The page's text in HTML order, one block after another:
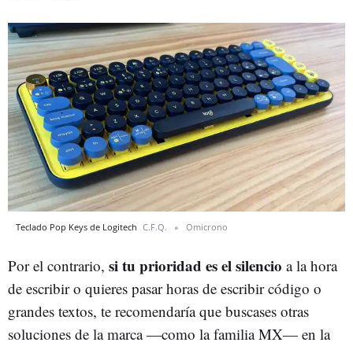
Teclado Pop Keys de Logitech C.F.Q. Omicrono
Por el contrario, si tu prioridad es el silencio a la hora
de escribir o quieres pasar horas de escribir código o
grandes textos, te recomendaría que buscases otras
soluciones de la marca —como la familia MX— en la